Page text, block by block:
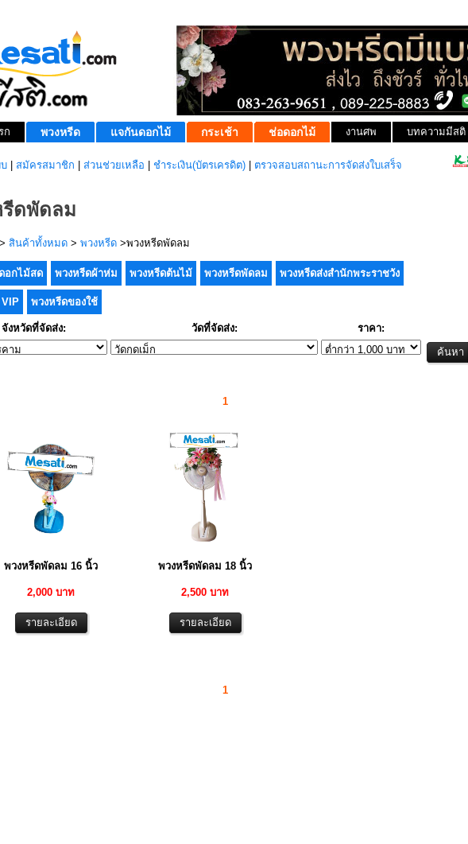
ก พวงหรีด แจกันดอกไม้ กระเช้า ช่อดอกไม้ งานศพ บทความมีสติ
สมัครสมาชิก ส่วนช่วยเหลือ ชำระเงิน(บัตรเครดิต) ตรวจสอบสถานะการจัดส่งใบเสร็จ
รีดพัดลม
> สินค้าทั้งหมด > พวงหรีด >พวงหรีดพัดลม
อกไม้สด พวงหรีดผ้าห่ม พวงหรีดต้นไม้ พวงหรีดพัดลม พวงหรีดส่งสำนักพระราชวัง
พวงหรีดของใช้
จังหวัดที่จัดส่ง: วัดที่จัดส่ง: ราคา:
1
พวงหรีดพัดลม 16 นิ้ว
2,000 บาท
พวงหรีดพัดลม 18 นิ้ว
2,500 บาท
1